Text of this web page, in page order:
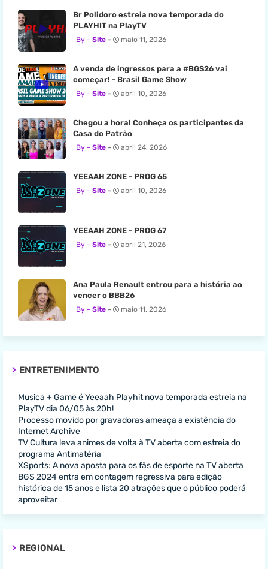
Br Polidoro estreia nova temporada do
PLAYHIT na PlayTV
Site maio 11, 2026
A venda de ingressos para a #BGS26 vai
começar! - Brasil Game Show
Site abril 10, 2026
Chegou a hora! Conheça os participantes da
Casa do Patrão
Site abril 24, 2026
YEEAAH ZONE - PROG 65
Site abril 10, 2026
YEEAAH ZONE - PROG 67
Site abril 21, 2026
Ana Paula Renault entrou para a história ao
vencer o BBB26
Site maio 11, 2026
ENTRETENIMENTO
Musica + Game é Yeeaah Playhit nova temporada estreia na
PlayTV dia 06/05 às 20h!
Processo movido por gravadoras ameaça a existência do
Internet Archive
TV Cultura leva animes de volta à TV aberta com estreia do
programa Antimatéria
XSports: A nova aposta para os fãs de esporte na TV aberta
BGS 2024 entra em contagem regressiva para edição
histórica de 15 anos e lista 20 atrações que o público poderá
aproveitar
REGIONAL